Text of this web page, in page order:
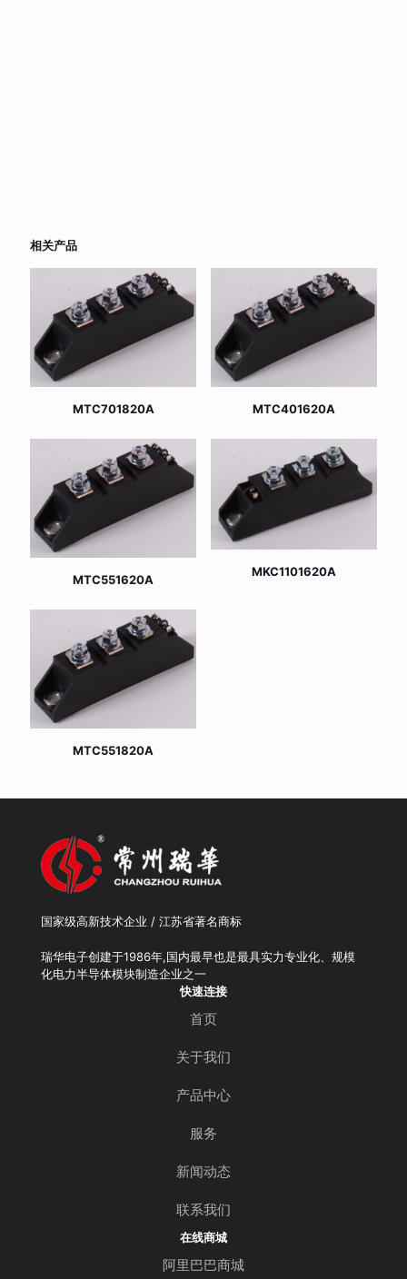
相关产品
MTC701820A MTC401620A
MTC551620A
MKC1101620A
MTC551820A
国家级高新技术企业 / 江苏省著名商标
瑞华电子创建于1986年,国内最早也是最具实力专业化、规模
化电力半导体模块制造企业之一
快速连接
首页
关于我们
产品中心
服务
新闻动态
联系我们
在线商城
阿里巴巴商城